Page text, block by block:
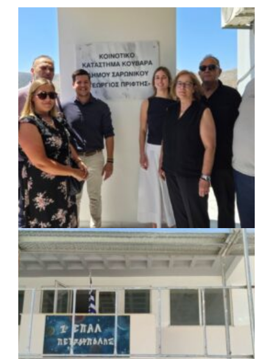
ΚΟΙΝΩΝΙΑ | 07/08/2026 · 18:01
Το Δημοτικό Κατάστημα Κουβαρά φέρει
πλέον το όνομα «Γεώργιος Πρίφτης»